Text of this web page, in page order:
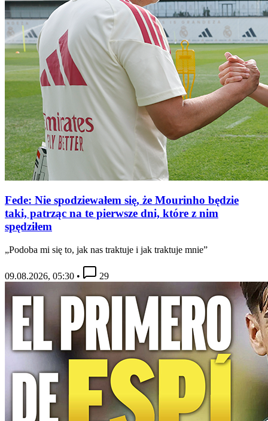
Fede: Nie spodziewałem się, że Mourinho będzie
taki, patrząc na te pierwsze dni, które z nim
spędziłem
„Podoba mi się to, jak nas traktuje i jak traktuje mnie”
09.08.2026, 05:30 • 29